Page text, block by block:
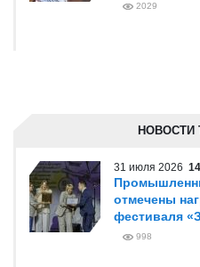
2029
НОВОСТИ
31 июля 2026
отмечены
фестиваля
998